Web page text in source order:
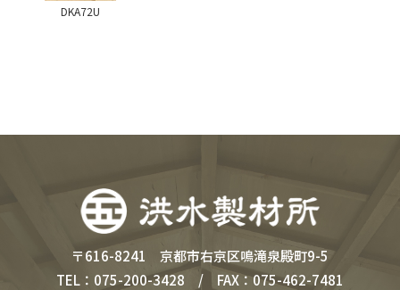
DKA72U
〒616-8241 京都市右京区鳴滝泉殿町9-5
TEL：075-200-3428 / FAX：075-462-7481